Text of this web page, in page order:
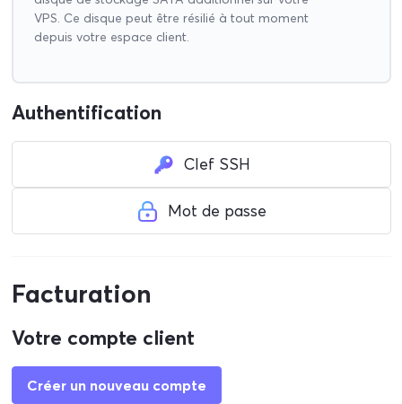
VPS. Ce disque peut être résilié à tout moment
depuis votre espace client.
Authentification
Clef SSH
Mot de passe
Facturation
Votre compte client
Créer un nouveau compte